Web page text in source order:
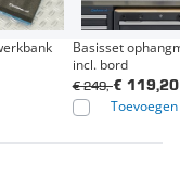
Basisset
incl. bord
€ 119,20
€ 249,-
Toevoegen